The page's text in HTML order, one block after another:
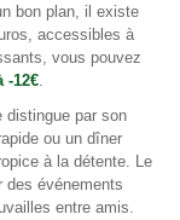
bon plan, il existe
accessibles à
vous pouvez
-12€.
distingue par son
ou un dîner
à la détente. Le
des événements
entre amis.